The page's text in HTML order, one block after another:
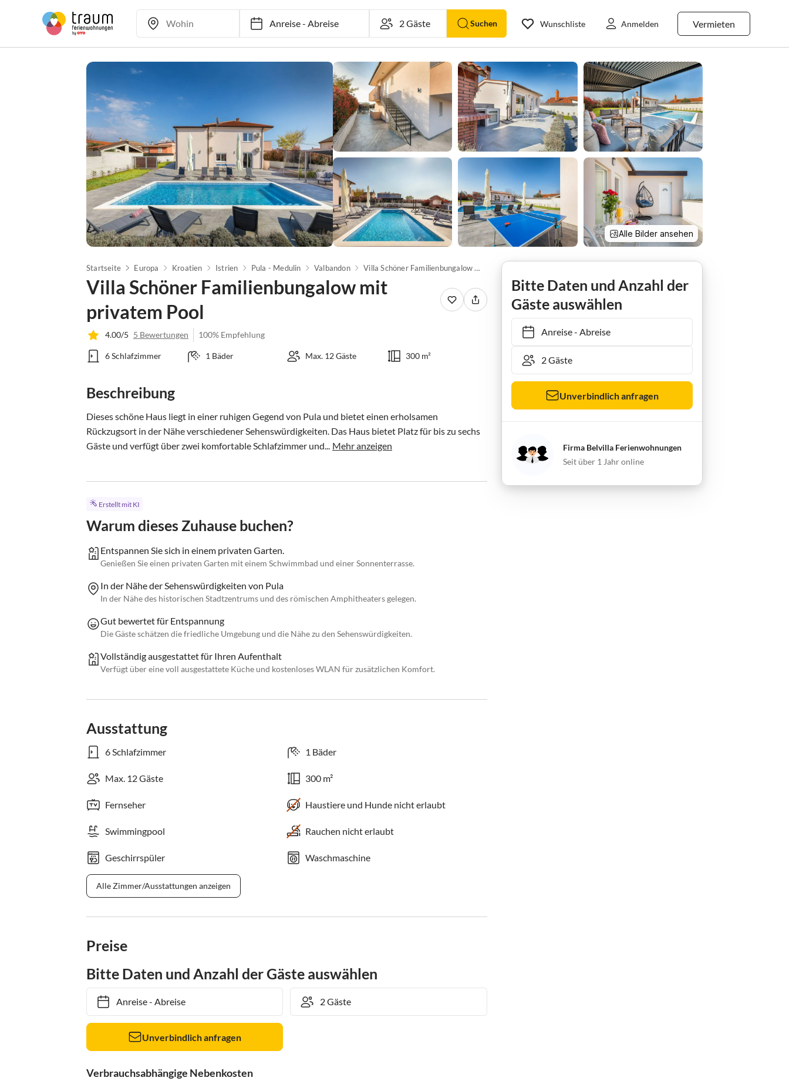
Anreise-Abreise Suchen Vermieten
Wunschliste Anmelden
Alle Bilder ansehen
Startseite Europa Kroatien Istrien Pula - Medulin Valbandon Villa Schöner Familienbungalow mit privatem Pool
Villa Schöner Familienbungalow mit
privatem Pool
4.00/5 5 Bewertungen 100% Empfehlung
6 Schlafzimmer 1 Bäder Max. 12 Gäste 300 m²
Beschreibung
Dieses schöne Haus liegt in einer ruhigen Gegend von Pula und bietet einen erholsamen
Rückzugsort in der Nähe verschiedener Sehenswürdigkeiten. Das Haus bietet Platz für bis zu sechs
Gäste und verfügt über zwei komfortable Schlafzimmer und... Mehr anzeigen
Erstellt mit KI
Warum dieses Zuhause buchen?
Entspannen Sie sich in einem privaten Garten.
Genießen Sie einen privaten Garten mit einem Schwimmbad und einer Sonnenterrasse.
In der Nähe der Sehenswürdigkeiten von Pula
In der Nähe des historischen Stadtzentrums und des römischen Amphitheaters gelegen.
Gut bewertet für Entspannung
Die Gäste schätzen die friedliche Umgebung und die Nähe zu den Sehenswürdigkeiten.
Vollständig ausgestattet für Ihren Aufenthalt
Verfügt über eine voll ausgestattete Küche und kostenloses WLAN für zusätzlichen Komfort.
Ausstattung
6 Schlafzimmer 1 Bäder
Max. 12 Gäste 300 m²
Fernseher Haustiere und Hunde nicht erlaubt
Swimmingpool Rauchen nicht erlaubt
Geschirrspüler Waschmaschine
Alle Zimmer/Ausstattungen anzeigen
Preise
Bitte Daten und Anzahl der Gäste auswählen
Anreise- Abreise
Unverbindlich anfragen
Verbrauchsabhängige Nebenkosten
Bitte Daten und Anzahl der
Gäste auswählen
Anreise- Abreise
Unverbindlich anfragen
Firma Belvilla Ferienwohnungen
Seit über 1 Jahr online